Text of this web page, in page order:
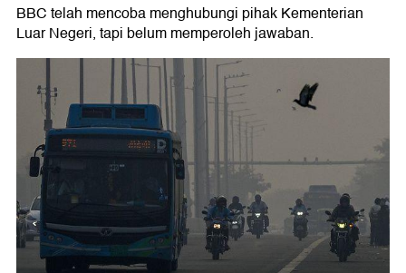
BBC telah mencoba menghubungi pihak Kementerian
Luar Negeri, tapi belum memperoleh jawaban.